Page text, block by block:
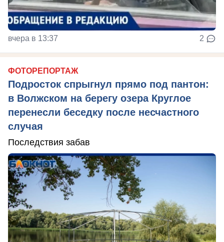
вчера в 13:37 2
ФОТОРЕПОРТАЖ
Подросток спрыгнул прямо под пантон:
в Волжском на берегу озера Круглое
перенесли беседку после несчастного
случая
Последствия забав